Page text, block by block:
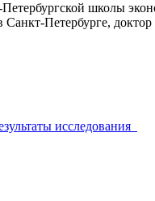
Петербургской школы
Петербурге, доктор
исследования